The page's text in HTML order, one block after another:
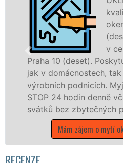
levné mytí
i kompletně
části
tuto službu
či
okna NON-
víkendů a